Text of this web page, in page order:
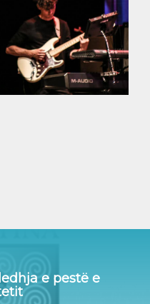
e pestë e